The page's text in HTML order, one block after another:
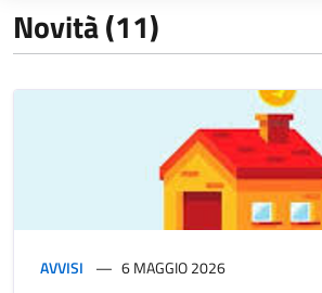
Novità (11)
AVVISI 6 MAGGIO 2026